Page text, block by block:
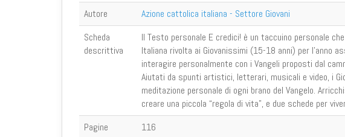
Autore
Azione cattolica italiana - Settore Giovani
Scheda
descrittiva
Il Testo personale E credici! è un taccuino personale
Italiana rivolta ai Giovanissimi (15-18 anni) per l’anno
interagire personalmente con i Vangeli proposti dal
Aiutati da spunti artistici, letterari, musicali e video, i
meditazione personale di ogni brano del Vangelo.
creare una piccola “regola di vita”, e due schede per
Pagine
116